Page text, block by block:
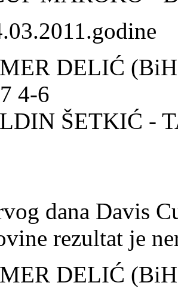
DELIĆ
4-6
ŠETKIĆ -
dana Davis
rezultat je
DELIĆ